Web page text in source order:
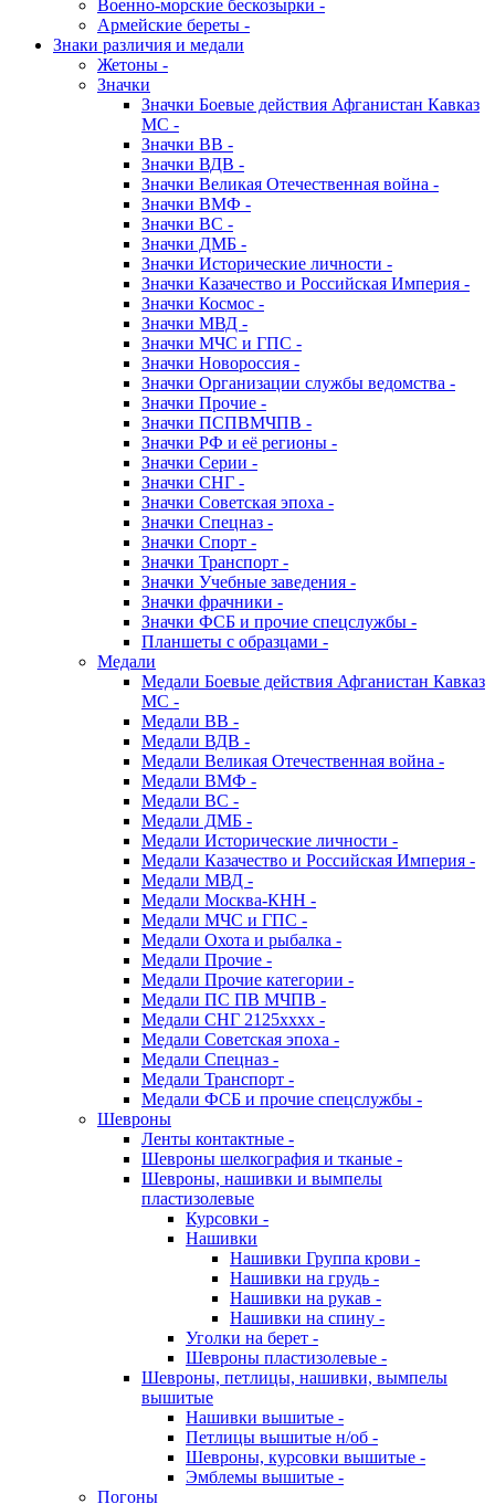
Военно-морские бескозырки -
Армейские береты -
Знаки различия и медали
Жетоны -
Значки
Значки Боевые действия Афганистан Кавказ
МС -
Значки ВВ -
Значки ВДВ -
Значки Великая Отечественная война -
Значки ВМФ -
Значки ВС -
Значки ДМБ -
Значки Исторические личности -
Значки Казачество и Российская Империя -
Значки Космос -
Значки МВД -
Значки МЧС и ГПС -
Значки Новороссия -
Значки Организации службы ведомства -
Значки Прочие -
Значки ПСПВМЧПВ -
Значки РФ и её регионы -
Значки Серии -
Значки СНГ -
Значки Советская эпоха -
Значки Спецназ -
Значки Спорт -
Значки Транспорт -
Значки Учебные заведения -
Значки фрачники -
Значки ФСБ и прочие спецслужбы -
Планшеты с образцами -
Медали
Медали Боевые действия Афганистан Кавказ
МС -
Медали ВВ -
Медали ВДВ -
Медали Великая Отечественная война -
Медали ВМФ -
Медали ВС -
Медали ДМБ -
Медали Исторические личности -
Медали Казачество и Российская Империя -
Медали МВД -
Медали Москва-КНН -
Медали МЧС и ГПС -
Медали Охота и рыбалка -
Медали Прочие -
Медали Прочие категории -
Медали ПС ПВ МЧПВ -
Медали СНГ 2125хххх -
Медали Советская эпоха -
Медали Спецназ -
Медали Транспорт -
Медали ФСБ и прочие спецслужбы -
Шевроны
Ленты контактные -
Шевроны шелкография и тканые -
Шевроны, нашивки и вымпелы
пластизолевые
Курсовки -
Нашивки
Нашивки Группа крови -
Нашивки на грудь -
Нашивки на рукав -
Нашивки на спину -
Уголки на берет -
Шевроны пластизолевые -
Шевроны, петлицы, нашивки, вымпелы
вышитые
Нашивки вышитые -
Петлицы вышитые н/об -
Шевроны, курсовки вышитые -
Эмблемы вышитые -
Погоны